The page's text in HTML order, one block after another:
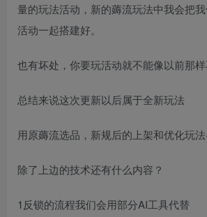
量的玩法活动，新的薅流玩法中我会把
活动一起搭建好。
也有坏处，你要玩活动就不能像以前那样
总结来说这次更新以后属于全新玩法
用原薅流选品，新规后的上架和优化玩法
除了上边的技术还有什么内容？
1反锁的流程我们会用部分AI工具代替